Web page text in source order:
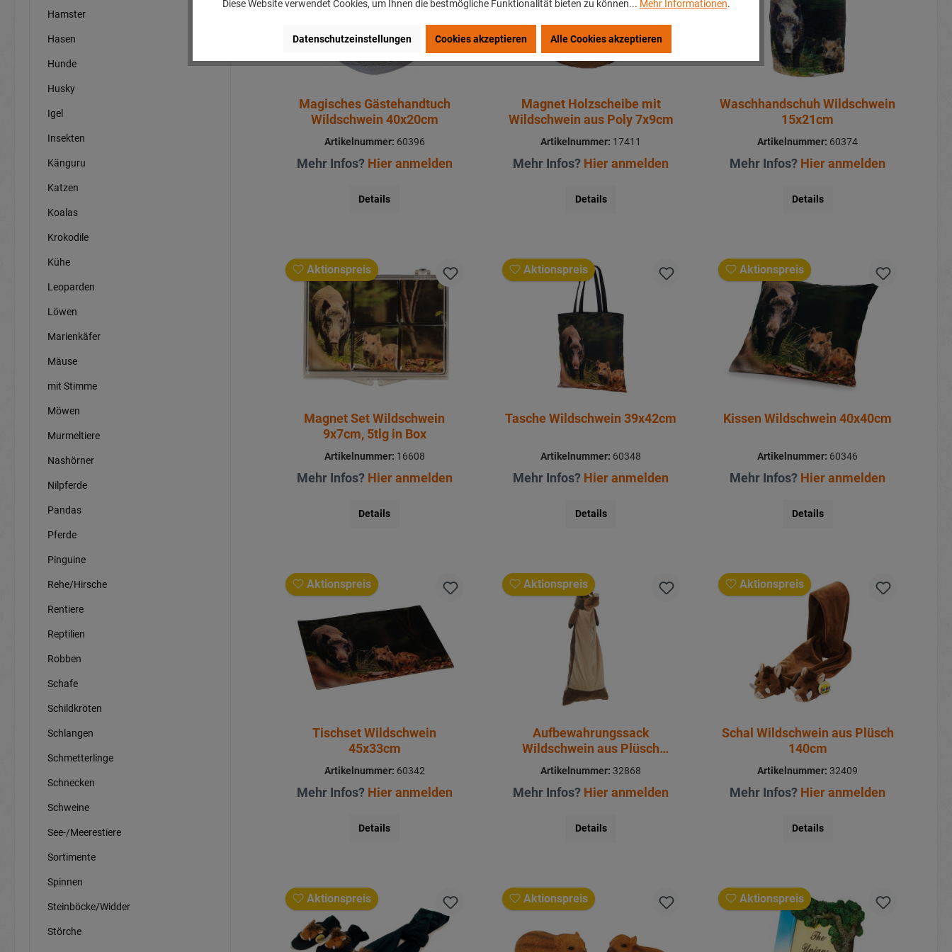
Hamster
Hasen
Hunde
Husky
Igel
Insekten
Känguru
Katzen
Koalas
Krokodile
Kühe
Leoparden
Löwen
Marienkäfer
Mäuse
mit Stimme
Möwen
Murmeltiere
Nashörner
Nilpferde
Pandas
Pferde
Pinguine
Rehe/Hirsche
Rentiere
Reptilien
Robben
Schafe
Schildkröten
Schlangen
Schmetterlinge
Schnecken
Schweine
See-/Meerestiere
Sortimente
Spinnen
Steinböcke/Widder
Störche
Magisches Gästehandtuch
Wildschwein 40x20cm
Artikelnummer: 60396
Mehr Infos? Hier anmelden
Details
Magnet Holzscheibe mit
Wildschwein aus Poly 7x9cm
Artikelnummer: 17411
Mehr Infos? Hier anmelden
Details
Waschhandschuh Wildschwein
15x21cm
Artikelnummer: 60374
Mehr Infos? Hier anmelden
Details
Aktionspreis
Magnet Set Wildschwein
9x7cm, 5tlg in Box
Artikelnummer: 16608
Mehr Infos? Hier anmelden
Details
Aktionspreis
Tasche Wildschwein 39x42cm
Artikelnummer: 60348
Mehr Infos? Hier anmelden
Details
Aktionspreis
Kissen Wildschwein 40x40cm
Artikelnummer: 60346
Mehr Infos? Hier anmelden
Details
Aktionspreis
Tischset Wildschwein
45x33cm
Artikelnummer: 60342
Mehr Infos? Hier anmelden
Details
Aktionspreis
Aufbewahrungssack
Wildschwein aus Plüsch
40x17x75cm
Artikelnummer: 32868
Mehr Infos? Hier anmelden
Details
Aktionspreis
Schal Wildschwein aus Plüsch
140cm
Artikelnummer: 32409
Mehr Infos? Hier anmelden
Details
Aktionspreis Aktionspreis Aktionspreis
Diese Website verwendet Cookies, um Ihnen die bestmögliche Funktionalität bieten zu können... Mehr Informationen.
Datenschutzeinstellungen Cookies akzeptieren Alle Cookies akzeptieren